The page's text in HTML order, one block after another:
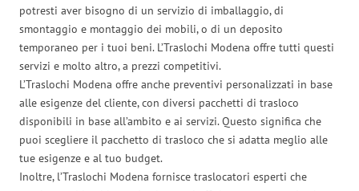
potresti aver bisogno di un servizio di imballaggio, di
smontaggio e montaggio dei mobili, o di un deposito
temporaneo per i tuoi beni. L’Traslochi Modena offre tutti questi
servizi e molto altro, a prezzi competitivi.
L’Traslochi Modena offre anche preventivi personalizzati in base
alle esigenze del cliente, con diversi pacchetti di trasloco
disponibili in base all’ambito e ai servizi. Questo significa che
puoi scegliere il pacchetto di trasloco che si adatta meglio alle
tue esigenze e al tuo budget.
Inoltre, l’Traslochi Modena fornisce traslocatori esperti che